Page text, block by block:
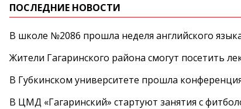
ПОСЛЕДНИЕ НОВОСТИ
В школе №2086 прошла неделя английского
Жители Гагаринского района смогут посетить
В Губкинском университете прошла
В ЦМД «Гагаринский» стартуют занятия с